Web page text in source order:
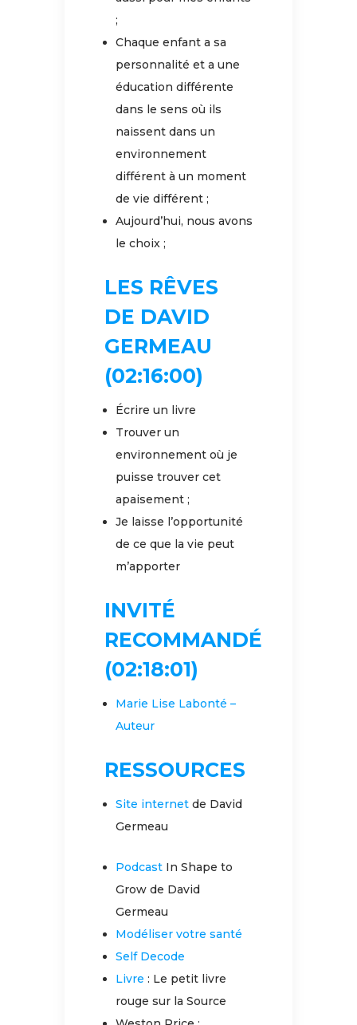
;
Chaque enfant a sa
personnalité et a une
éducation différente
dans le sens où ils
naissent dans un
environnement
différent à un moment
de vie différent ;
Aujourd’hui, nous avons
le choix ;
LES RÊVES
DE DAVID
GERMEAU
(02:16:00)
Écrire un livre
Trouver un
environnement où je
puisse trouver cet
apaisement ;
Je laisse l’opportunité
de ce que la vie peut
m’apporter
INVITÉ
RECOMMANDÉ
(02:18:01)
Marie Lise Labonté –
Auteur
RESSOURCES
Site internetde David
Germeau
PodcastIn Shape to
Grow de David
Germeau
Modéliser votre santé
Self Decode
Livre : Le petit livre
rouge sur la Source